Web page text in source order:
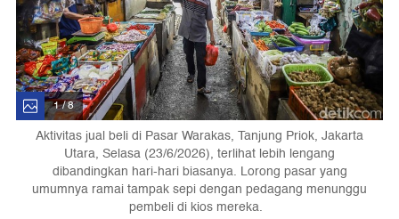
1 / 8
Aktivitas jual beli di Pasar Warakas, Tanjung Priok, Jakarta
Utara, Selasa (23/6/2026), terlihat lebih lengang
dibandingkan hari-hari biasanya. Lorong pasar yang
umumnya ramai tampak sepi dengan pedagang menunggu
pembeli di kios mereka.